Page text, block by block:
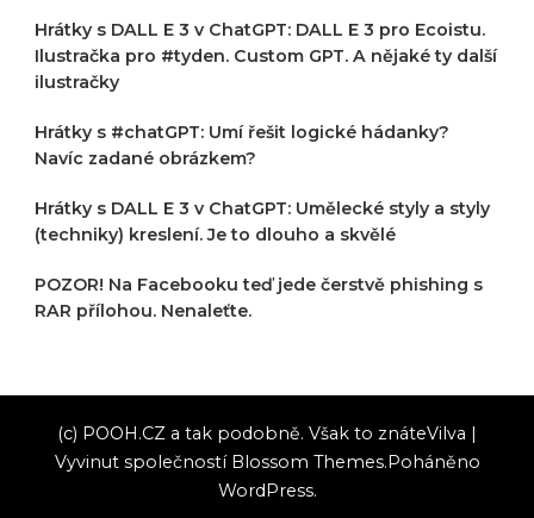
Hrátky s DALL E 3 v ChatGPT: DALL E 3 pro Ecoistu.
Ilustračka pro #tyden. Custom GPT. A nějaké ty další
ilustračky
Hrátky s #chatGPT: Umí řešit logické hádanky?
Navíc zadané obrázkem?
Hrátky s DALL E 3 v ChatGPT: Umělecké styly a styly
(techniky) kreslení. Je to dlouho a skvělé
POZOR! Na Facebooku teď jede čerstvě phishing s
RAR přílohou. Nenaleťte.
(c) POOH.CZ a tak podobně. Však to znáteVilva |
Vyvinut společností Blossom Themes.Poháněno
WordPress.